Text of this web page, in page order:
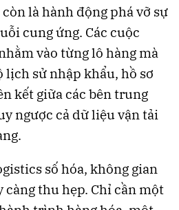
là hành động phá vỡ sự
cung ứng. Các cuộc
vào từng lô hàng mà
lịch sử nhập khẩu, hồ sơ
kết giữa các bên trung
ngược cả dữ liệu vận tải
số hóa, không gian
càng thu hẹp. Chỉ cần một